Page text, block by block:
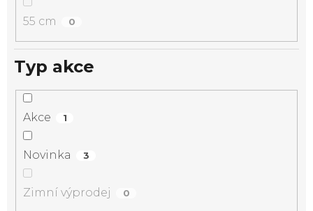
55 cm 0
Typ akce
Akce 1
Novinka 3
Zimní výprodej 0